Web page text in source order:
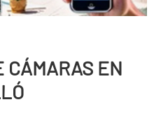
CÁMARAS EN